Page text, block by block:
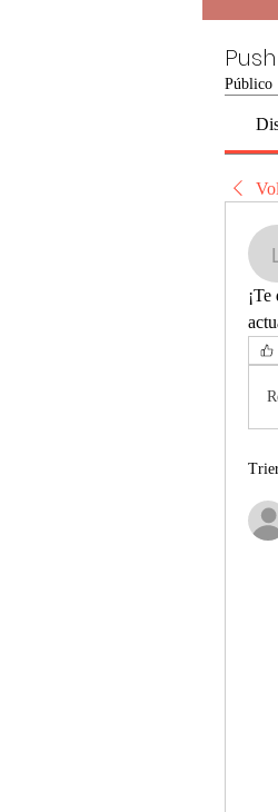
Público